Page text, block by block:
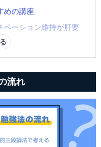
めの講座
ベーション維持が肝要
流れ